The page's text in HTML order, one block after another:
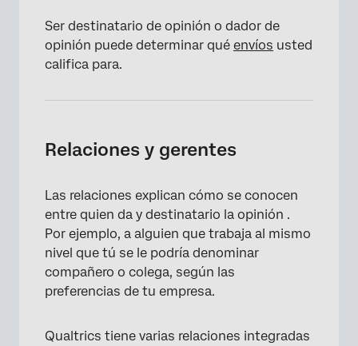
Ser destinatario de opinión o dador de
opinión puede determinar qué envíos usted
califica para.
Relaciones y gerentes
Las relaciones explican cómo se conocen
entre quien da y destinatario la opinión .
Por ejemplo, a alguien que trabaja al mismo
nivel que tú se le podría denominar
compañero o colega, según las
preferencias de tu empresa.
Qualtrics tiene varias relaciones integradas